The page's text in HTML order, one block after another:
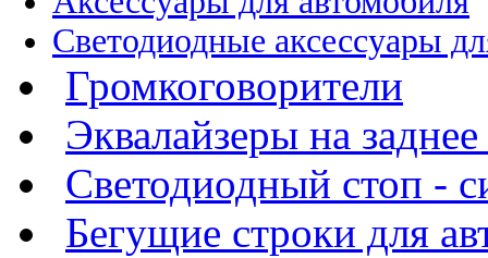
Светодиодные аксессуары
Громкоговорители
Эквалайзеры на заднее
Светодиодный стоп -
Бегущие строки для